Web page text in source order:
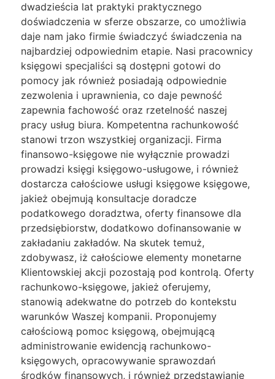
dwadzieścia lat praktyki praktycznego
doświadczenia w sferze obszarze, co umożliwia
daje nam jako firmie świadczyć świadczenia na
najbardziej odpowiednim etapie. Nasi pracownicy
księgowi specjaliści są dostępni gotowi do
pomocy jak również posiadają odpowiednie
zezwolenia i uprawnienia, co daje pewność
zapewnia fachowość oraz rzetelność naszej
pracy usług biura. Kompetentna rachunkowość
stanowi trzon wszystkiej organizacji. Firma
finansowo-księgowe nie wyłącznie prowadzi
prowadzi księgi księgowo-usługowe, i również
dostarcza całościowe usługi księgowe księgowe,
jakież obejmują konsultacje doradcze
podatkowego doradztwa, oferty finansowe dla
przedsiębiorstw, dodatkowo dofinansowanie w
zakładaniu zakładów. Na skutek temuż,
zdobywasz, iż całościowe elementy monetarne
Klientowskiej akcji pozostają pod kontrolą. Oferty
rachunkowo-księgowe, jakież oferujemy,
stanowią adekwatne do potrzeb do kontekstu
warunków Waszej kompanii. Proponujemy
całościową pomoc księgową, obejmującą
administrowanie ewidencją rachunkowo-
księgowych, opracowywanie sprawozdań
środków finansowych, i również przedstawianie